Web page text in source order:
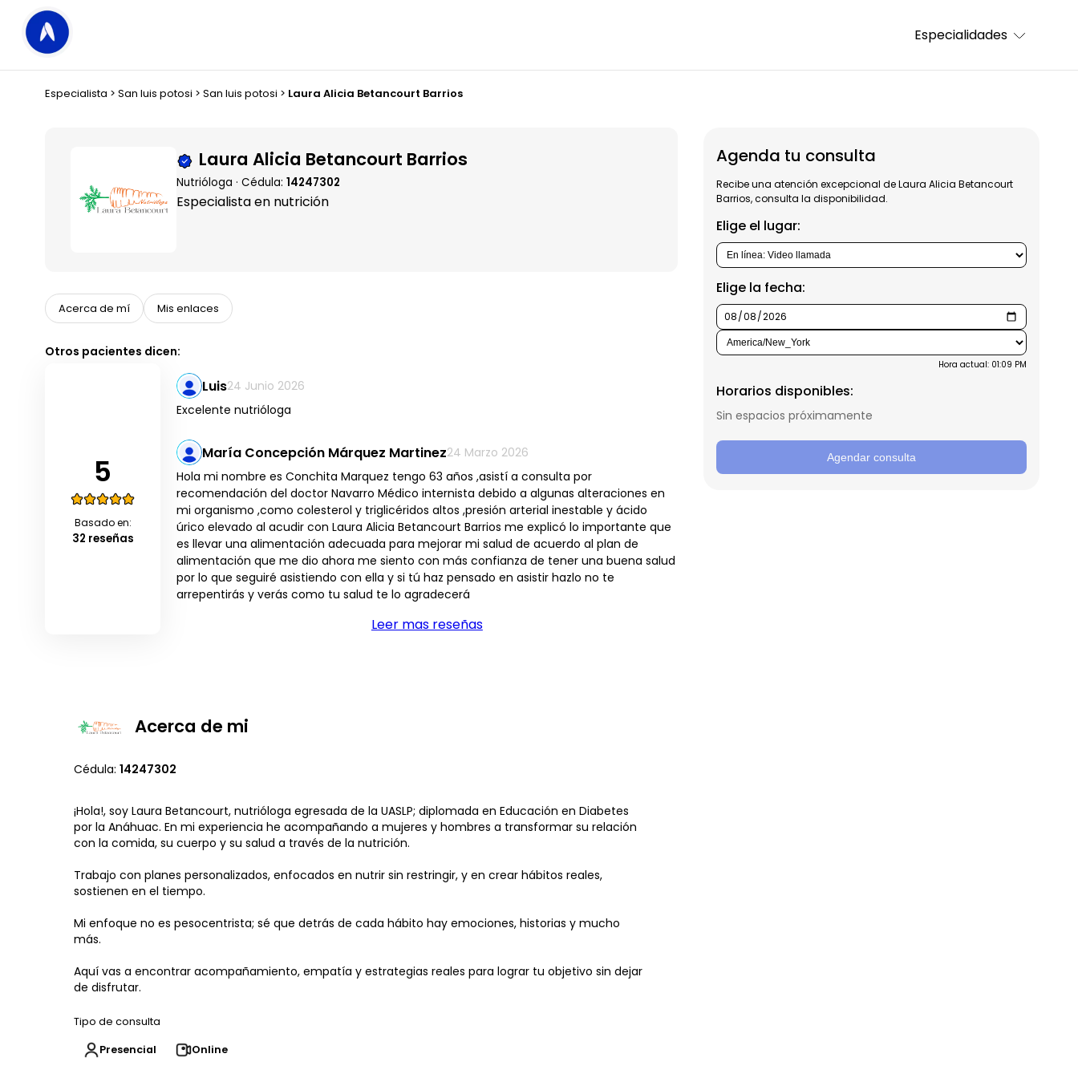
Especialidades
Especialista > San luis potosi > San luis potosi > Laura Alicia Betancourt Barrios
Laura Alicia Betancourt Barrios
Nutrióloga · Cédula: 14247302
Especialista en nutrición
Agenda tu consulta
Recibe una atención excepcional de Laura Alicia Betancourt
Barrios, consulta la disponibilidad.
Elige el lugar:
Elige la fecha:
Hora actual: 01:09 PM
Horarios disponibles:
Sin espacios próximamente
Agendar consulta
Acerca de mí Mis enlaces
Otros pacientes dicen:
5
Basado en:
32 reseñas
Luis24 Junio 2026
Excelente nutrióloga
María Concepción Márquez Martinez24 Marzo 2026
Hola mi nombre es Conchita Marquez tengo 63 años ,asistí a consulta por
recomendación del doctor Navarro Médico internista debido a algunas alteraciones en
mi organismo ,como colesterol y triglicéridos altos ,presión arterial inestable y ácido
úrico elevado al acudir con Laura Alicia Betancourt Barrios me explicó lo importante que
es llevar una alimentación adecuada para mejorar mi salud de acuerdo al plan de
alimentación que me dio ahora me siento con más confianza de tener una buena salud
por lo que seguiré asistiendo con ella y si tú haz pensado en asistir hazlo no te
arrepentirás y verás como tu salud te lo agradecerá
Leer mas reseñas
Acerca de mi
Cédula: 14247302
¡Hola!, soy Laura Betancourt, nutrióloga egresada de la UASLP; diplomada en Educación en Diabetes
por la Anáhuac. En mi experiencia he acompañando a mujeres y hombres a transformar su relación
con la comida, su cuerpo y su salud a través de la nutrición.
Trabajo con planes personalizados, enfocados en nutrir sin restringir, y en crear hábitos reales,
sostienen en el tiempo.
Mi enfoque no es pesocentrista; sé que detrás de cada hábito hay emociones, historias y mucho
más.
Aquí vas a encontrar acompañamiento, empatía y estrategias reales para lograr tu objetivo sin dejar
de disfrutar.
Tipo de consulta
Presencial Online